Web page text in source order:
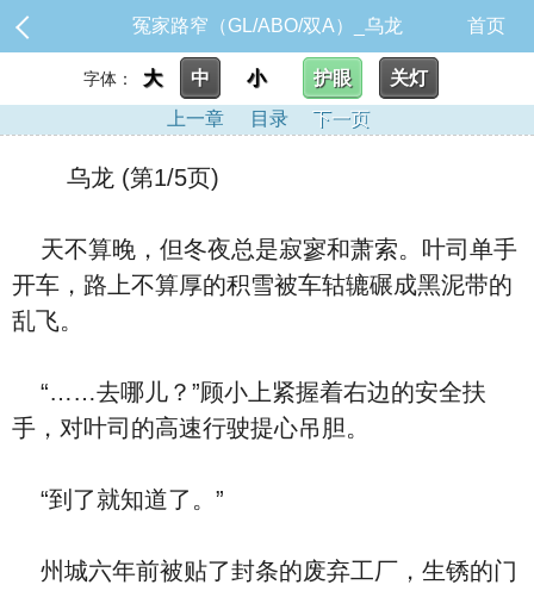
冤家路窄（GL/ABO/双A）_乌龙 首页
字体： 大 中 小 护眼
关灯
上一章
目录 下一页
乌龙 (第1/5页)
天不算晚，但冬夜总是寂寥和萧索。叶司单手
开车，路上不算厚的积雪被车轱辘碾成黑泥带的
乱飞。
“……去哪儿？”顾小上紧握着右边的安全扶
手，对叶司的高速行驶提心吊胆。
“到了就知道了。”
州城六年前被贴了封条的废弃工厂，生锈的门